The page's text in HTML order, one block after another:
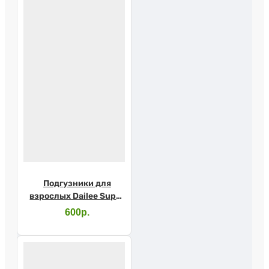
Подгузники для
взрослых Dailee Super
Large №10
600р.